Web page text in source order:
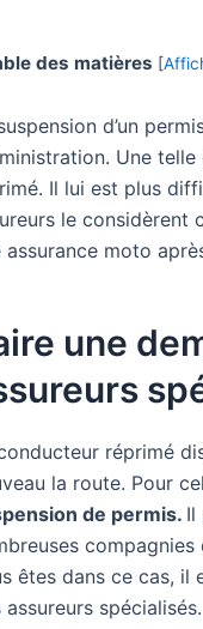
des matières [
d’un
Une
Il lui est plus
le considèrent
assurance moto
une
réprimé
la route. Pour
de permis. Il
compagnies
êtes dans ce cas, il
assureurs spécialisés.